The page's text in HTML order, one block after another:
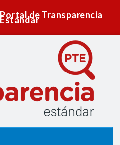
Portal de Transparencia
Estándar